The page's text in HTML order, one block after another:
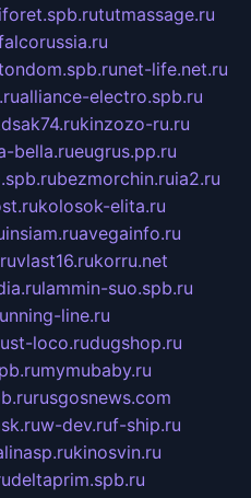
tutmassage.ru
net-life.net.ru
alliance-electro.spb.ru
kinzozo-ru.ru
bella.rueugrus.pp.ru
bezmorchin.ruia2.ru
kolosok-elita.ru
insiam.ruavegainfo.ru
vlast16.rukorru.net
lammin-suo.spb.ru
line.ru
loco.rudugshop.ru
mymubaby.ru
rusgosnews.com
w-dev.ruf-ship.ru
kinosvin.ru
deltaprim.spb.ru